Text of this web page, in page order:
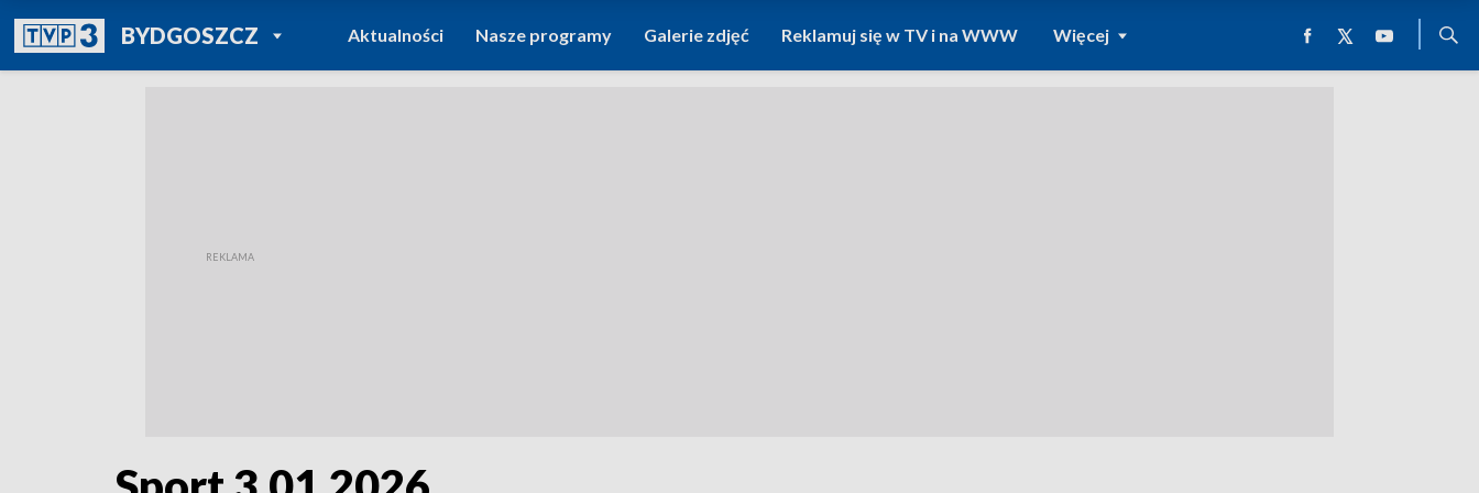
BYDGOSZCZPOWRÓT DO
TVP REGIONY
Aktualności Nasze programy Galerie zdjęć Reklamuj się w TV i na WWW Więcej